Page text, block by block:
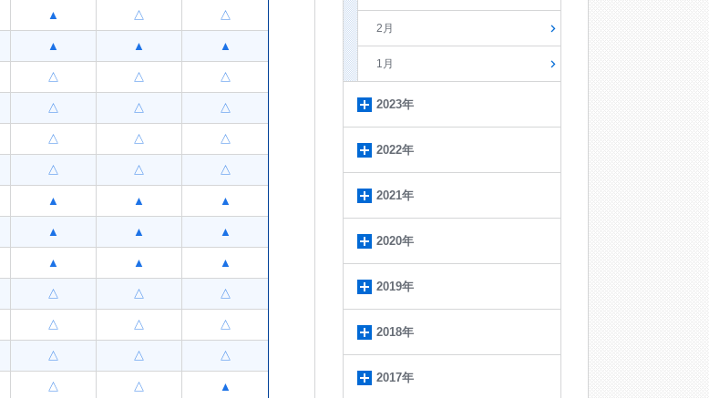
▲ △ △
▲ ▲ ▲
△ △ △
△ △ △
△ △ △
△ △ △
▲ ▲ ▲
▲ ▲ ▲
▲ ▲ ▲
△ △ △
△ △ △
△ △ △
△ △ ▲
2月
1月
2023年
2022年
2021年
2020年
2019年
2018年
2017年